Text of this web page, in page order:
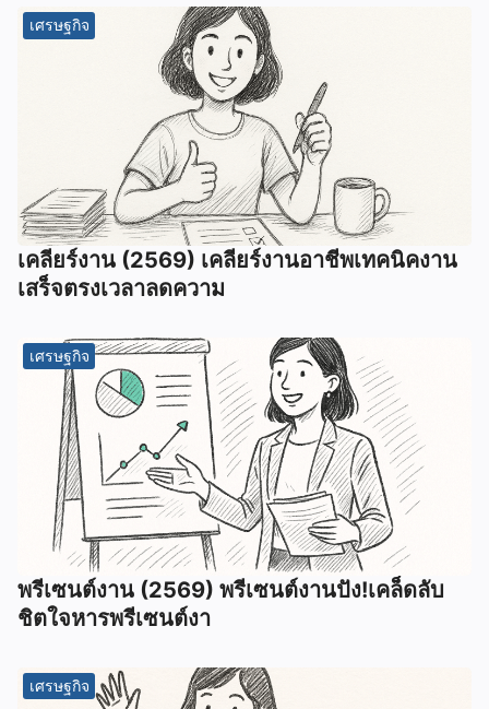
เศรษฐกิจ
เคลียร์งาน (2569) เคลียร์งานอาชีพเทคนิคงาน
เสร็จตรงเวลาลดความ
เศรษฐกิจ
พรีเซนต์งาน (2569) พรีเซนต์งานปัง!เคล็ดลับ
ชิตใจหารพรีเซนต์งา
เศรษฐกิจ